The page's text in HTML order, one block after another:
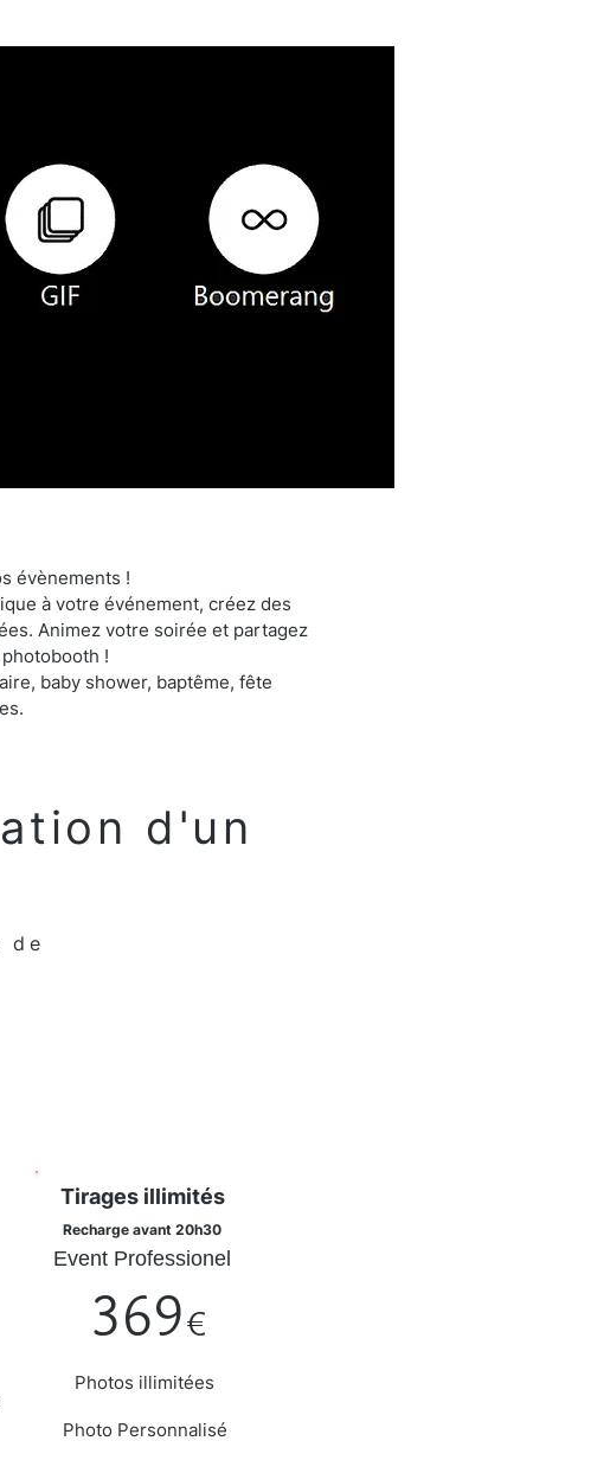
évènements !
à votre événement, créez des
Animez votre soirée et partagez
!
baby shower, baptême, fête
d'un
de
Tirages illimités
Recharge avant 20h30
Event Professionel
369€
Photos illimitées
Photo Personnalisé